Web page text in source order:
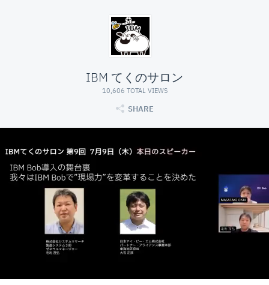
IBM てくのサロン
10,606 TOTAL VIEWS
SHARE